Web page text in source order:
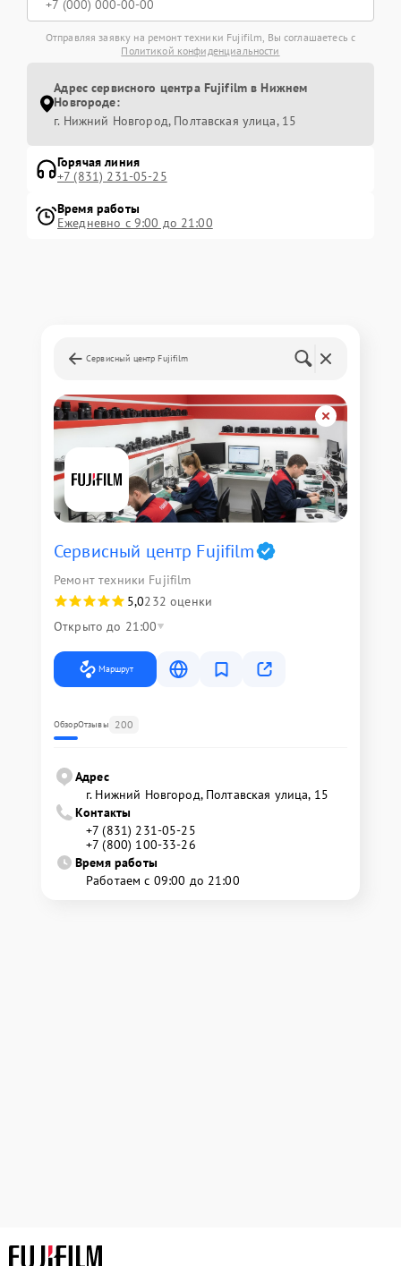
Отправляя заявку на ремонт техники Fujifilm, Вы соглашаетесь с
Политикой конфиденциальности
Адрес сервисного центра Fujifilm в Нижнем
Новгороде:
г. Нижний Новгород, Полтавская улица, 15
Горячая линия
+7 (831) 231-05-25
Время работы
Ежедневно с 9:00 до 21:00
Сервисный центр Fujifilm
Сервисный центр Fujifilm
Ремонт техники Fujifilm
5,0232 оценки
Открыто до 21:00
Маршрут
ОбзорОтзывы 200
Адрес
г. Нижний Новгород, Полтавская улица, 15
Контакты
+7 (831) 231-05-25
+7 (800) 100-33-26
Время работы
Работаем с 09:00 до 21:00